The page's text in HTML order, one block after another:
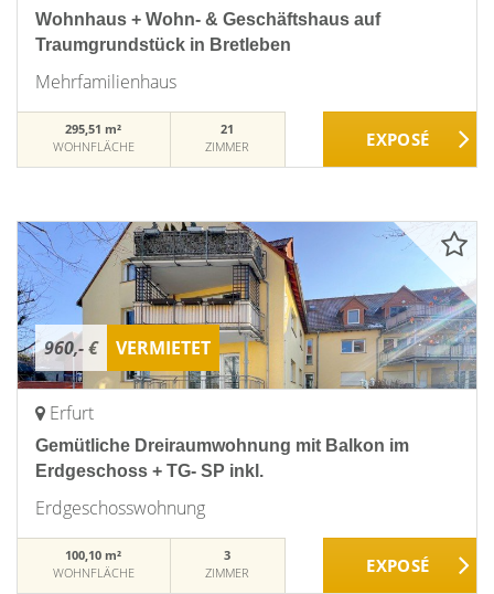
Wohnhaus + Wohn- & Geschäftshaus auf
Traumgrundstück in Bretleben
Mehrfamilienhaus
295,51 m²
WOHNFLÄCHE
21
ZIMMER
960,- € VERMIETET
Erfurt
Gemütliche Dreiraumwohnung mit Balkon im
Erdgeschoss + TG- SP inkl.
Erdgeschosswohnung
100,10 m²
WOHNFLÄCHE
3
ZIMMER